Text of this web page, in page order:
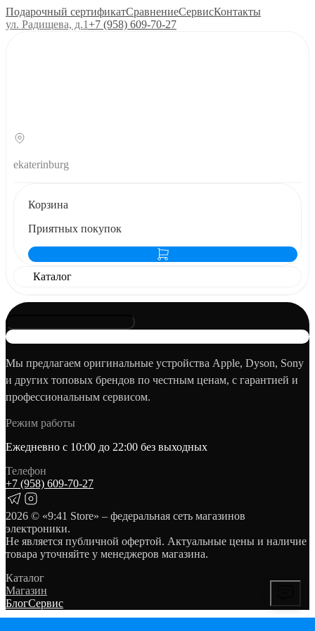
Подарочный сертификатСравнениеСервисКонтакты
ул. Радищева, д.1+7 (958) 609‑70‑27
ekaterinburg
Корзина
Приятных покупок
Каталог
Мы предлагаем оригинальные устройства Apple, Dyson, Sony
и других топовых брендов по честным ценам, с гарантией и
профессиональным сервисом.
Режим работы
Ежедневно с 10:00 до 22:00 без выходных
Телефон
+7 (958) 609‑70‑27
2026 © «9:41 Store» – федеральная сеть магазинов
электроники.
Не является публичной офертой. Актуальные цены и наличие
товара уточняйте у менеджеров магазина.
Каталог
Магазин
БлогСервис